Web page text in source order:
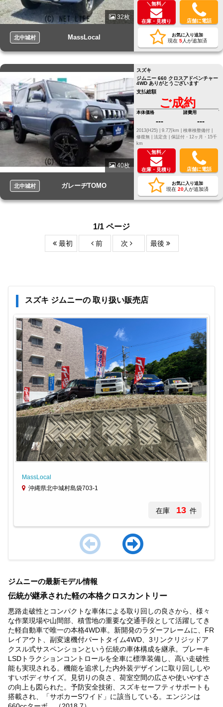
32枚
北中城村 MassLocal
＼無料／
在庫・見積り 店舗に電話
お気に入り追加
現在 5人が追加済
40枚
北中城村 ガレーヂTOMO
スズキ
ジムニー 660 クロスアドベンチャー
4WD ありがとうございます
支払総額
ご成約
本体価格
---
諸費用
---
2013(H25) | 9.7万km |
検車検整備付 |
修復無 | 法定含 | 保証付・12ヶ月・15千
km
＼無料／
在庫・見積り 店舗に電話
お気に入り追加
現在 20人が追加済
1/1 ページ
最初 前 次 最後
スズキ ジムニーの 取り扱い販売店
MassLocal
沖縄県北中城村島袋703-1
在庫 13 件
of
4
ジムニーの最新モデル情報
伝統が継承された軽の本格クロスカントリー
悪路走破性とコンパクトな車体による取り回しの良さから、様々
な作業現場や山間部、積雪地の重要な交通手段として活躍してき
た軽自動車で唯一の本格4WD車。新開発のラダーフレームに、FR
レイアウト、副変速機付パートタイム4WD、3リンクリジッドア
クスル式サスペンションという伝統の車体構成を継承。ブレーキ
LSDトラクションコントロールを全車に標準装備し、高い走破性
能も実現される。機能を追求した内外装デザインに取り回ししや
すいボディサイズ。見切りの良さ、荷室空間の広さや使いやすさ
の向上も図られた。予防安全技術、スズキセーフティサポートも
搭載され、「サポカーSワイド」に該当している。エンジンは